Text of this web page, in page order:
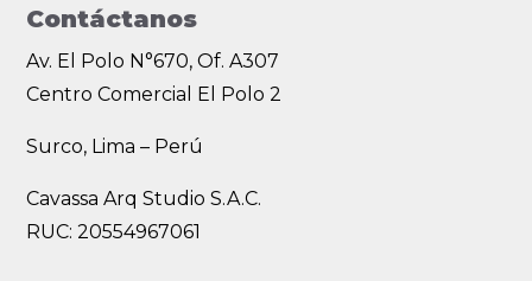
Contáctanos
Av. El Polo N°670, Of. A307
Centro Comercial El Polo 2
Surco, Lima – Perú
Cavassa Arq Studio S.A.C.
RUC: 20554967061